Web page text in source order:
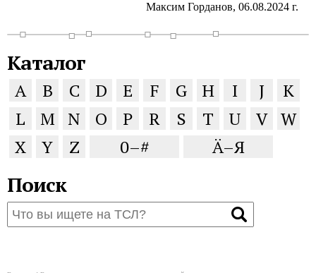
Максим Горданов, 06.08.2024 г.
Каталог
A B C D E F G H I J
K
L
M N O P R S T U V W
X
Y Z 0–# Ä–Я
Поиск